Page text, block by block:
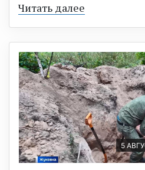
Читать далее
5